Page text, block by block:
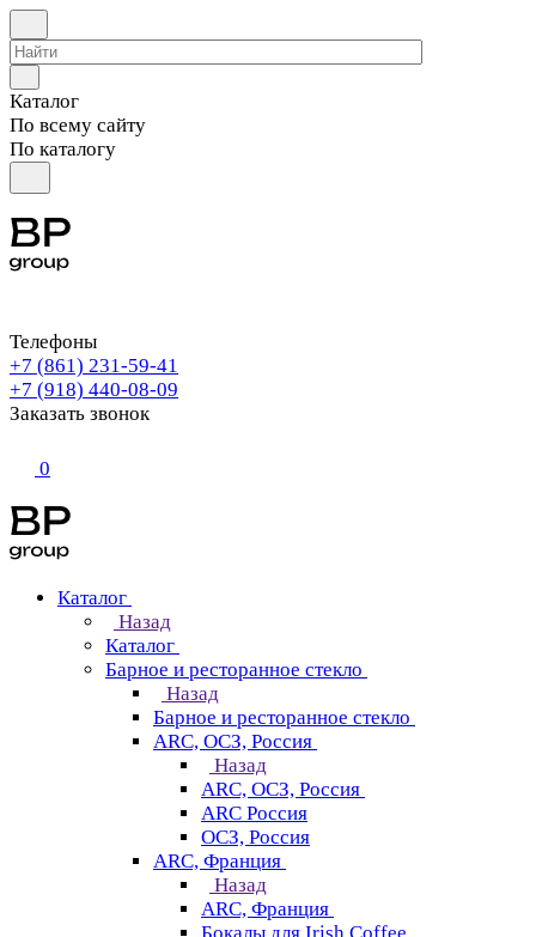
Каталог
По всему сайту
По каталогу
Телефоны
+7 (861) 231-59-41
+7 (918) 440-08-09
Заказать звонок
0
Каталог
Назад
Каталог
Барное и ресторанное стекло
Назад
Барное и ресторанное стекло
ARC, ОСЗ, Россия
Назад
ARC, ОСЗ, Россия
ARC Россия
ОСЗ, Россия
ARC, Франция
Назад
ARC, Франция